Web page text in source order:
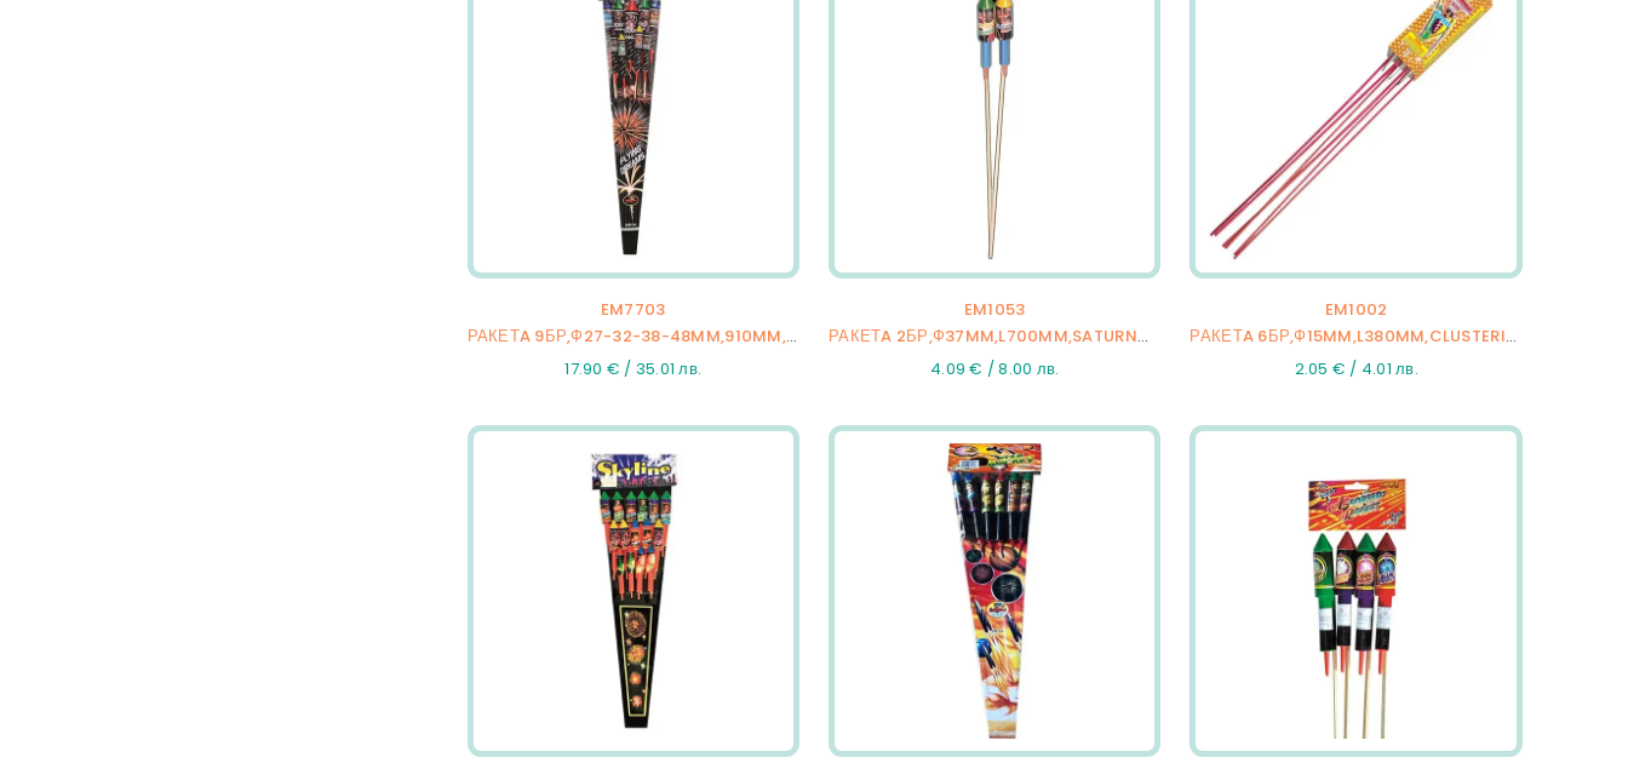
EM7703
РАКЕТA 9БР,Ф27-32-38-48MM,910MM,FLYING DREAMS,12/9
17.90 € / 35.01 лв.
EM1053
РАКЕТA 2БР,Ф37MM,L700MM,SATURNO,50/2
4.09 € / 8.00 лв.
EM1002
РАКЕТA 6БР,Ф15MM,L380MM,CLUSTERING BEE,72/6
2.05 € / 4.01 лв.